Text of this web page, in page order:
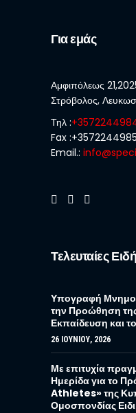
Για εμάς
Αμφιπόλεως
Στρόβολος,
Τηλ :
Fax
Email.:
Τελευταίες
Υπογραφή
την Προώθηση
Εκπαίδευση και
26 ΙΟΥΝΊΟΥ, 2026
Με επιτυχία
Ημερίδα για το
Athletes» της
Ομοσπονδίας